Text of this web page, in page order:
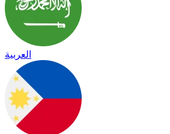
العربية